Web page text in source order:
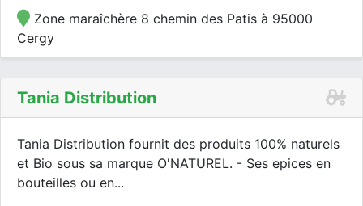
Zone maraîchère 8 chemin des Patis à 95000
Cergy
Tania Distribution
Tania Distribution fournit des produits 100% naturels
et Bio sous sa marque O'NATUREL. - Ses epices en
bouteilles ou en...